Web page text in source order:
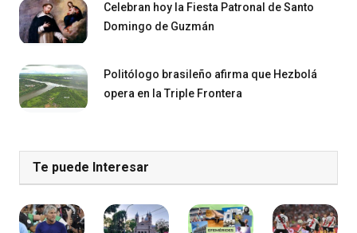
Celebran hoy la Fiesta Patronal de Santo
Domingo de Guzmán
Politólogo brasileño afirma que Hezbolá
opera en la Triple Frontera
Te puede Interesar